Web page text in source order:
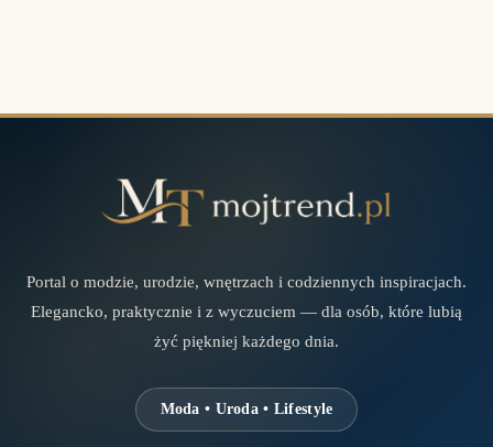
Portal o modzie, urodzie, wnętrzach i codziennych inspiracjach.
Elegancko, praktycznie i z wyczuciem — dla osób, które lubią
żyć piękniej każdego dnia.
Moda • Uroda • Lifestyle